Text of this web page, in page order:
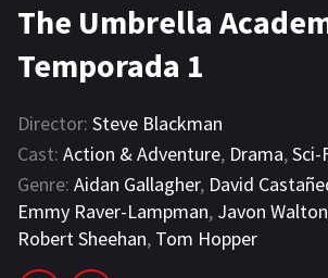
Acción Aventura
Comedia
Drama
DISNEY
HBO MAX
AMAZON PRIME
The Umbrella
Temporada 1
Director: Steve Blackman
Cast: Action & Adventure, Drama,Sci-
Genre: Aidan Gallagher, David
Emmy Raver-Lampman, Javon Walton
Robert Sheehan, Tom Hopper